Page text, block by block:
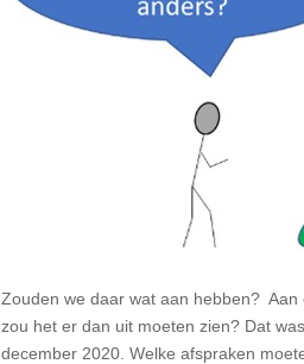
Zouden we daar wat aan hebben?
zou het er dan uit moeten zien? Dat
december 2020. Welke afspraken